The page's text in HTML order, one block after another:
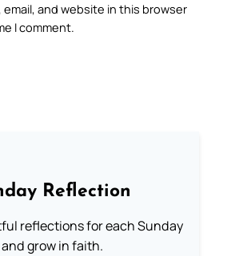
email, and website in this browser
I comment.
Reflection
reflections for each Sunday
and grow in faith.